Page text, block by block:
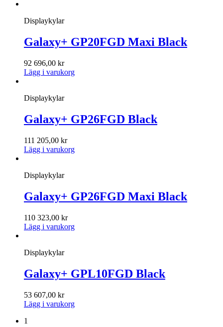
Displaykylar
Galaxy+ GP20FGD Maxi Black
92 696,00 kr
Lägg i varukorg
Displaykylar
Galaxy+ GP26FGD Black
111 205,00 kr
Lägg i varukorg
Displaykylar
Galaxy+ GP26FGD Maxi Black
110 323,00 kr
Lägg i varukorg
Displaykylar
Galaxy+ GPL10FGD Black
53 607,00 kr
Lägg i varukorg
1